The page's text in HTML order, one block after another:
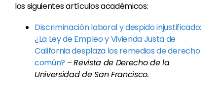
los siguientes artículos académicos:
Discriminación laboral y despido injustificado:
¿La Ley de Empleo y Vivienda Justa de
California desplaza los remedios de derecho
común? –Revista de Derecho de la
Universidad de San Francisco.